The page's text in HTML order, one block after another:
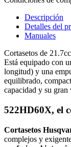
Descripción
Detalles del
Manuales
Cortasetos de
Está equipado con
longitud) y una
equilibrado,
capacidad y su
522HD60X, el
Cortasetos
complejos y